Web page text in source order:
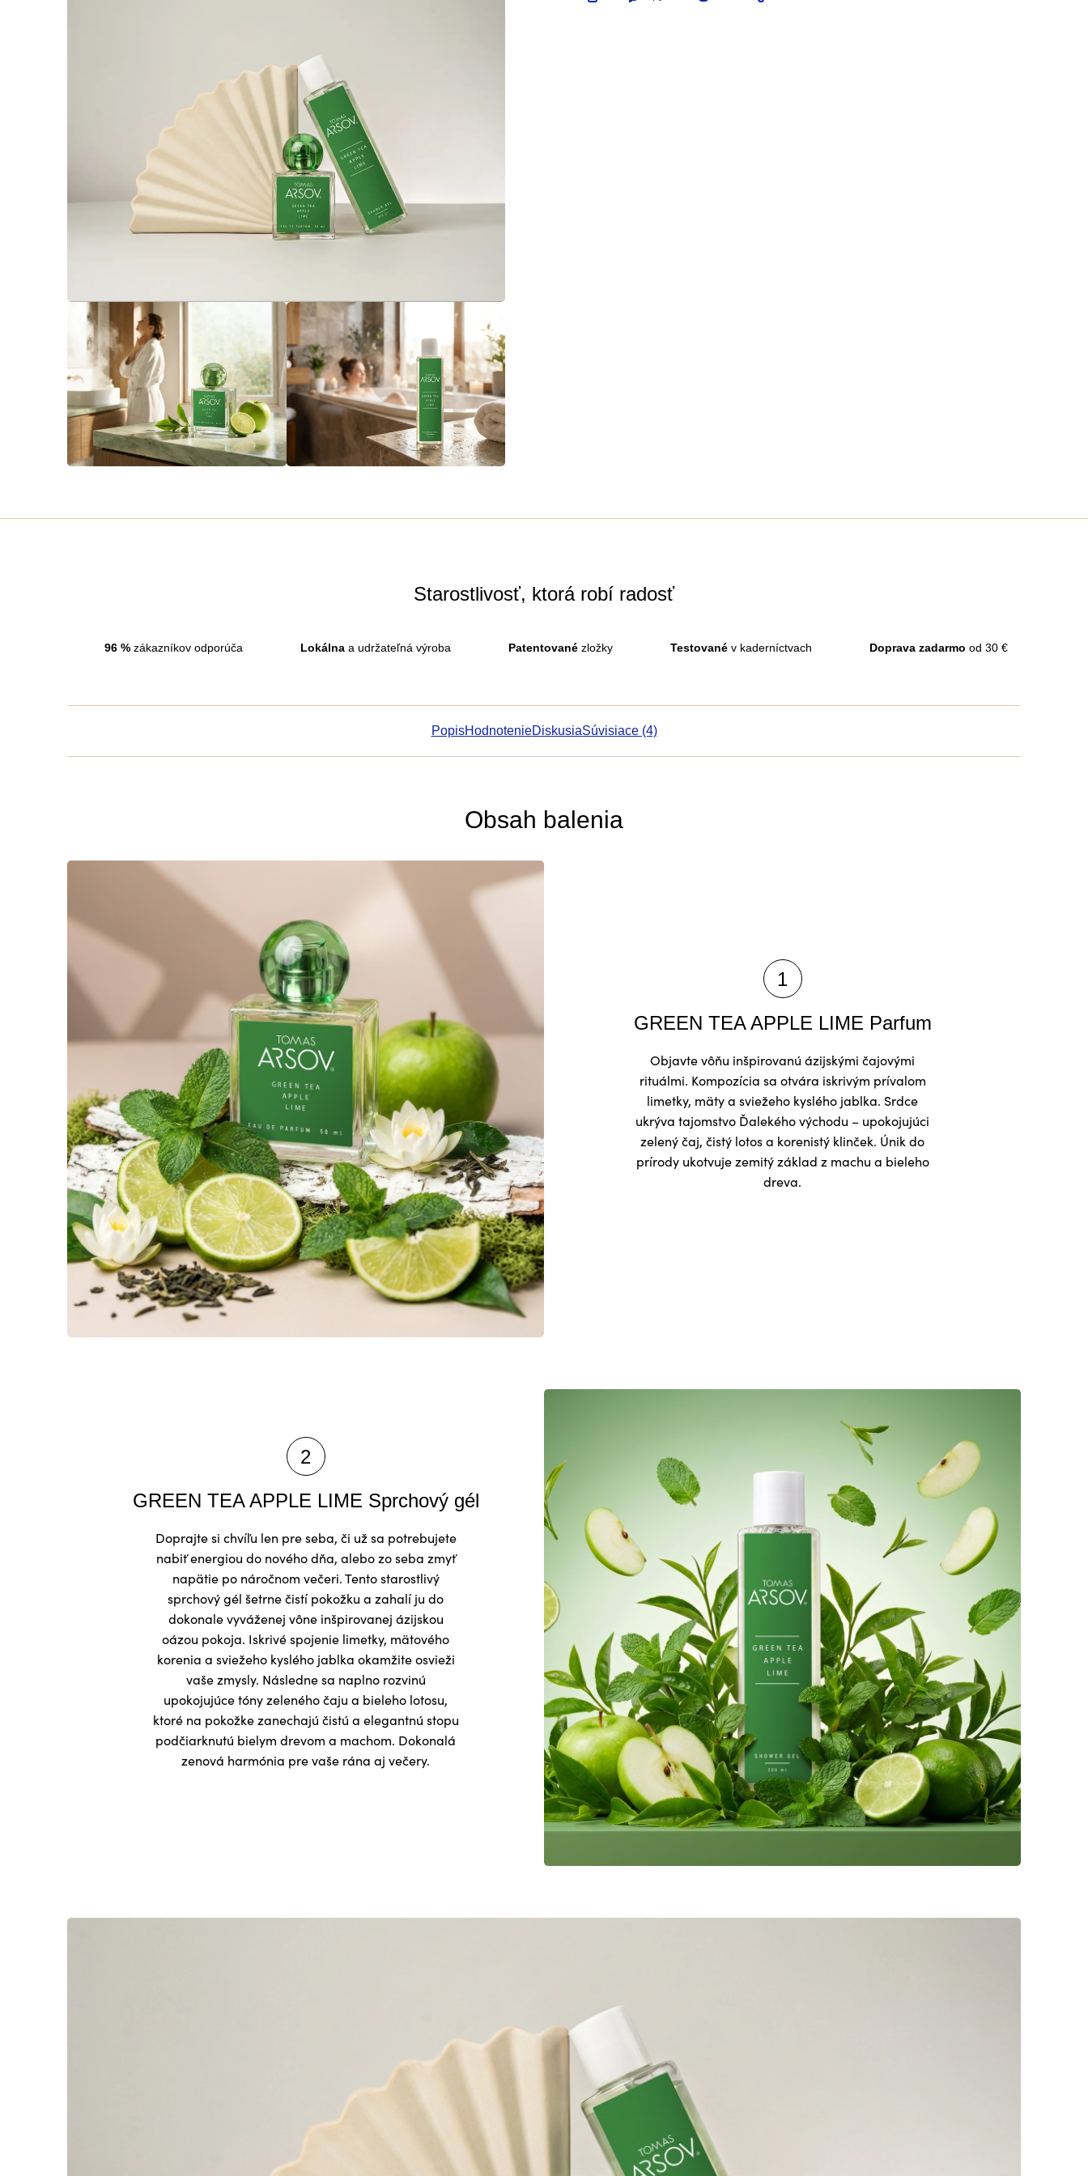
Starostlivosť, ktorá robí radosť
96 % zákazníkov odporúča Lokálna a udržateľná výroba Patentované zložky Testované v kaderníctvach Doprava zadarmo od 30 €
Popis Súvisiace (4)
HodnotenieDiskusia
Obsah balenia
GREEN TEA APPLE LIME Parfum
Objavte vôňu inšpirovanú ázijskými čajovými
rituálmi. Kompozícia sa otvára iskrivým prívalom
limetky, mäty a sviežeho kyslého jablka. Srdce
ukrýva tajomstvo Ďalekého východu – upokojujúci
zelený čaj, čistý lotos a korenistý klinček. Únik do
prírody ukotvuje zemitý základ z machu a bieleho
dreva.
GREEN TEA APPLE LIME Sprchový gél
Doprajte si chvíľu len pre seba, či už sa potrebujete
nabiť energiou do nového dňa, alebo zo seba zmyť
napätie po náročnom večeri. Tento starostlivý
sprchový gél šetrne čistí pokožku a zahalí ju do
dokonale vyváženej vône inšpirovanej ázijskou
oázou pokoja. Iskrivé spojenie limetky, mätového
korenia a sviežeho kyslého jablka okamžite osvieži
vaše zmysly. Následne sa naplno rozvinú
upokojujúce tóny zeleného čaju a bieleho lotosu,
ktoré na pokožke zanechajú čistú a elegantnú stopu
podčiarknutú bielym drevom a machom. Dokonalá
zenová harmónia pre vaše rána aj večery.